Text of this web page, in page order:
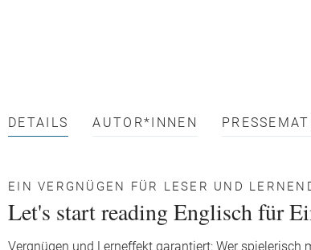
DETAILS AUTOR*INNEN
EIN VERGNÜGEN FÜR LESER UND
Let's start reading Englisch für
Vergnügen und Lerneffekt garantiert: Wer